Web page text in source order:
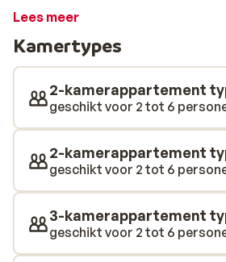
voorzien van een fijne keuken,
waar je terecht kunt voor je
vind je op slechts 250 meter
piste zin om te ontspannen? De
Residence Les Edelweiss is
sauna, hamam en jacuzzi, waar je
helemaal tot rust kan laten komen!
Lees meer
Kamertypes
2-kamerappartement
geschikt voor 2 tot 6
2-kamerappartement
geschikt voor 2 tot 6
3-kamerappartement
geschikt voor 2 tot 6